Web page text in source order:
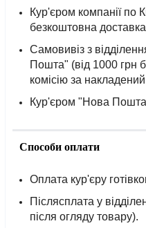
Кур'єром компанії по
безкоштовна
Самовивіз з
Пошта" (від 1000 грн
комісію за
Кур'єром "Нова
Способи оплати
Оплата кур'єру
Післясплата у
після огляду товару).